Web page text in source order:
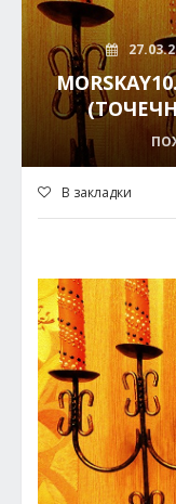
В закладки